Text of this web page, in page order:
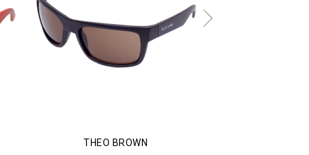
THEO BROWN